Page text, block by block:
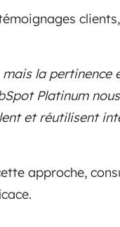
la
Platinum
et réutilisent
approche,